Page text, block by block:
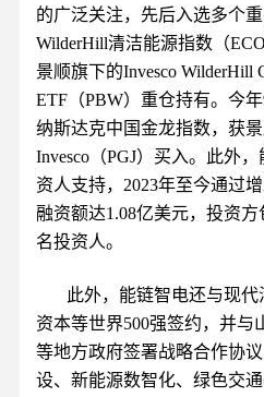
的广泛关注，先后入选多个
WilderHill清洁能源指数（
景顺旗下的Invesco WilderHill
ETF（PBW）重仓持有。今
纳斯达克中国金龙指数，获
Invesco（PGJ）买入。此外
资人支持，2023年至今通过
融资额达1.08亿美元，投资
名投资人。
此外，能链智电还与现
资本等世界500强签约，并与
等地方政府签署战略合作协
设、新能源数智化、绿色交